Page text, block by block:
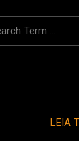
LEIA